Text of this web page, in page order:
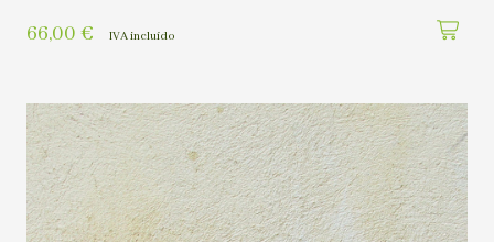
66,00 € IVA incluído